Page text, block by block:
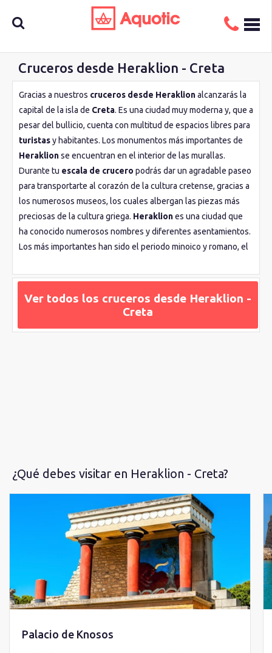
Busca
aquí tu
crucero
Cruceros desde Heraklion - Creta
Gracias a nuestros cruceros desde Heraklionalcanzarás la
capital de la isla de Creta. Es una ciudad muy moderna y, que a
pesar del bullicio, cuenta con multitud de espacios libres para
turistasy habitantes. Los monumentos más importantes de
Heraklionse encuentran en el interior de las murallas.
Durante tu escala de crucero podrás dar un agradable paseo
para transportarte al corazón de la cultura cretense, gracias a
los numerosos museos, los cuales albergan las piezas más
preciosas de la cultura griega. Herakliones una ciudad que
ha conocido numerosos nombres y diferentes asentamientos.
Los más importantes han sido el periodo minoico y romano, el
el puerto y la mayoría de fuentes, edificios, plazas e iglesias.
Ver todos los cruceros desde Heraklion -
Creta
¿Qué debes visitar en Heraklion - Creta?
Palacio de Knosos